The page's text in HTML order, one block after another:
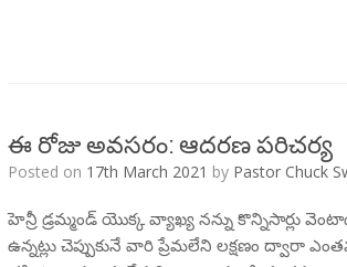
ఈ రోజు అవసరం: ఆదరణ పరిచర్య
Posted on 17th March 2021 by Pastor Chuck
హెన్రీ డ్రమ్మండ్ యొక్క వ్యాఖ్య నన్ను కొన్నిసార్లు
ఉన్నట్లు చెప్పుకునే వారి ప్రేమలేని లక్షణం ద్వారా